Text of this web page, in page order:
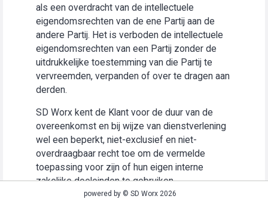
als een overdracht van de intellectuele
eigendomsrechten van de ene Partij aan de
andere Partij. Het is verboden de intellectuele
eigendomsrechten van een Partij zonder de
uitdrukkelijke toestemming van die Partij te
vervreemden, verpanden of over te dragen aan
derden.
SD Worx kent de Klant voor de duur van de
overeenkomst en bij wijze van dienstverlening
wel een beperkt, niet-exclusief en niet-
overdraagbaar recht toe om de vermelde
toepassing voor zijn of hun eigen interne
zakelijke doeleinden te gebruiken
(“Gebruiksrecht”).powered by © SD Worx 2026